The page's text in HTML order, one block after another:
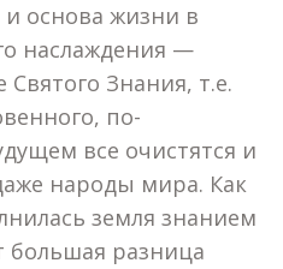
основа жизни в
наслаждения —
Знания, т.е.
по-
все очистятся и
народы мира. Как
земля знанием
большая разница